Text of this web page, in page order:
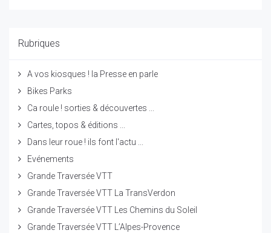
Rubriques
A vos kiosques ! la Presse en parle
Bikes Parks
Ca roule ! sorties & découvertes ...
Cartes, topos & éditions ...
Dans leur roue ! ils font l'actu ...
Evénements
Grande Traversée VTT
Grande Traversée VTT La TransVerdon
Grande Traversée VTT Les Chemins du Soleil
Grande Traversée VTT L’Alpes-Provence